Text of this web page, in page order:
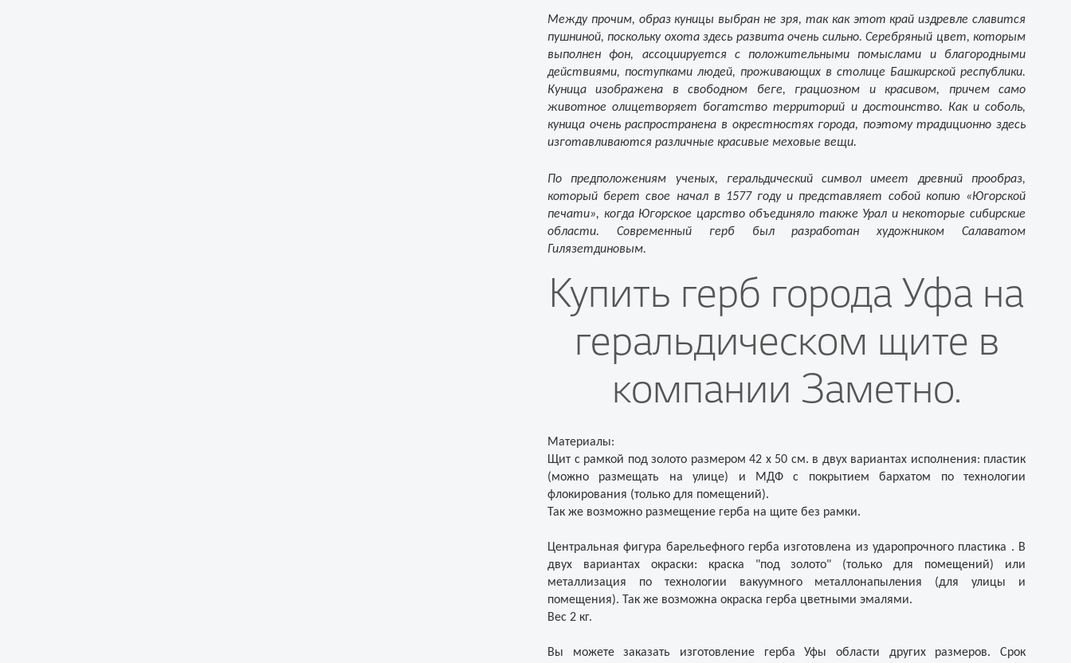
Между прочим, образ куницы выбран не зря, так как этот край издревле славится
пушниной, поскольку охота здесь развита очень сильно. Серебряный цвет, которым
выполнен фон, ассоциируется с положительными помыслами и благородными
действиями, поступками людей, проживающих в столице Башкирской республики.
Куница изображена в свободном беге, грациозном и красивом, причем само
животное олицетворяет богатство территорий и достоинство. Как и соболь,
куница очень распространена в окрестностях города, поэтому традиционно здесь
изготавливаются различные красивые меховые вещи.
По предположениям ученых, геральдический символ имеет древний прообраз,
который берет свое начал в 1577 году и представляет собой копию «Югорской
печати», когда Югорское царство объединяло также Урал и некоторые сибирские
области. Современный герб был разработан художником Салаватом
Гилязетдиновым.
Купить герб города Уфа на
геральдическом щите в
компании Заметно.
Материалы:
Щит с рамкой под золото размером 42 х 50 см. в двух вариантах исполнения: пластик
(можно размещать на улице) и МДФ с покрытием бархатом по технологии
флокирования (только для помещений).
Так же возможно размещение герба на щите без рамки.
Центральная фигура барельефного герба изготовлена из ударопрочного пластика . В
двух вариантах окраски: краска "под золото" (только для помещений) или
металлизация по технологии вакуумного металлонапыления (для улицы и
помещения). Так же возможна окраска герба цветными эмалями.
Вес 2 кг.
Вы можете заказать изготовление герба Уфы области других размеров. Срок